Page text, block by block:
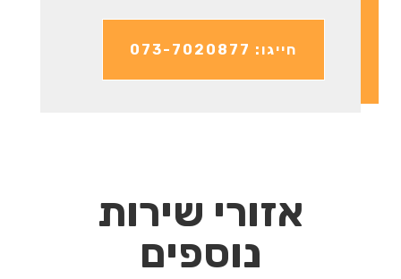
חייגו: 073-7020877
אזורי שירות
נוספים